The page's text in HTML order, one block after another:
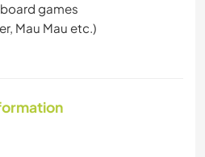
games
Mau Mau etc.)